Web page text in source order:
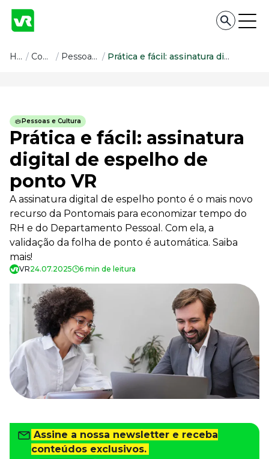
Conteúdo
Todas as categorias
Confira nossos conteúdos
Empreendedorismo
Impulsione o seu negócio
Legislação
Fique por dentro da lei
Pessoas e Cultura
Aprimore a cultura organizacional
Educação Financeira
Saiba como gerenciar o seu dinheiro
Para o Trabalhador
Tudo para facilitar a rotina
Imprensa
VR na Imprensa
Cursos
Cursos
Todos os Cursos
Explore o nosso acervo
Para simplificar os processos
Gestão de Empresas e Negócios
Eleve os resultados da organização
Home / Conteúdo / Pessoas e Cultura / Prática e fácil: assinatura digital de espelho de ponto VR
Pessoas e Cultura
Prática e fácil: assinatura
digital de espelho de
ponto VR
A assinatura digital de espelho ponto é o mais novo
recurso da Pontomais para economizar tempo do
RH e do Departamento Pessoal. Com ela, a
validação da folha de ponto é automática. Saiba
mais!
VR24.07.2025 6 min de leitura
Assine a nossa newsletter e receba
conteúdos exclusivos.